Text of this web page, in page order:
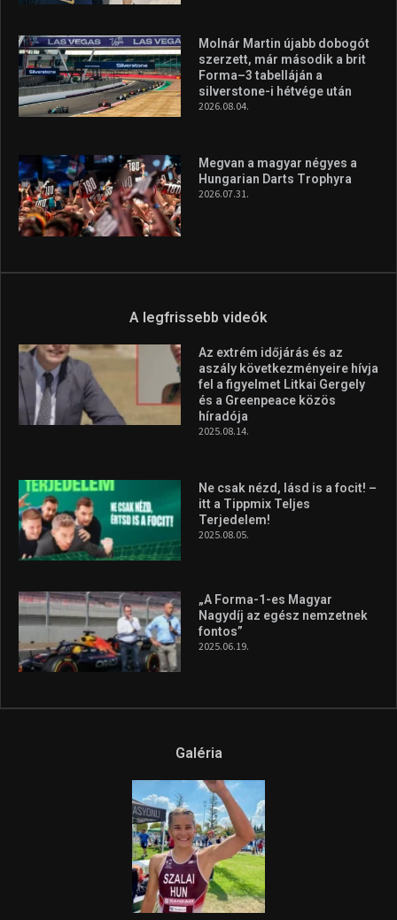
Molnár Martin újabb dobogót
szerzett, már második a brit
Forma–3 tabelláján a
silverstone-i hétvége után
2026.08.04.
Megvan a magyar négyes a
Hungarian Darts Trophyra
2026.07.31.
A legfrissebb videók
Az extrém időjárás és az
aszály következményeire hívja
fel a figyelmet Litkai Gergely
és a Greenpeace közös
híradója
2025.08.14.
Ne csak nézd, lásd is a focit! –
itt a Tippmix Teljes
Terjedelem!
2025.08.05.
„A Forma-1-es Magyar
Nagydíj az egész nemzetnek
fontos”
2025.06.19.
Galéria